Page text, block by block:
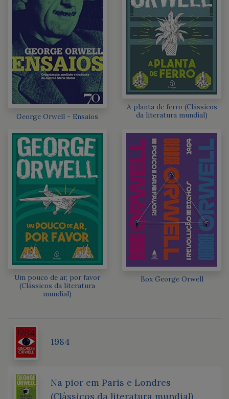
George Orwell - Ensaios
A planta de ferro (Clássicos
da literatura mundial)
Um pouco de ar, por favor
(Clássicos da literatura
mundial)
Box George Orwell
1984
Na pior em Paris e Londres
(Clássicos da literatura mundial)